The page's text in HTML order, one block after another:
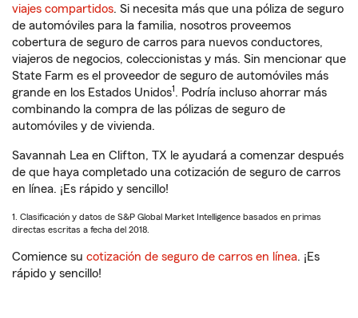
viajes compartidos. Si necesita más que una póliza de seguro
de automóviles para la familia, nosotros proveemos
cobertura de seguro de carros para nuevos conductores,
viajeros de negocios, coleccionistas y más. Sin mencionar que
State Farm es el proveedor de seguro de automóviles más
grande en los Estados Unidos1 . Podría incluso ahorrar más
combinando la compra de las pólizas de seguro de
automóviles y de vivienda.
Savannah Lea en Clifton, TX le ayudará a comenzar después
de que haya completado una cotización de seguro de carros
en línea. ¡Es rápido y sencillo!
1. Clasificación y datos de S&P Global Market Intelligence basados en primas
directas escritas a fecha del 2018.
Comience su cotización de seguro de carros en línea. ¡Es
rápido y sencillo!